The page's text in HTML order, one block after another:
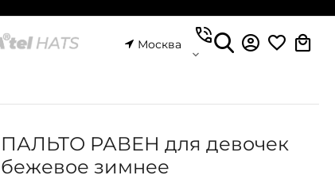
Москва
ПАЛЬТО РАВЕН для девочек
бежевое зимнее